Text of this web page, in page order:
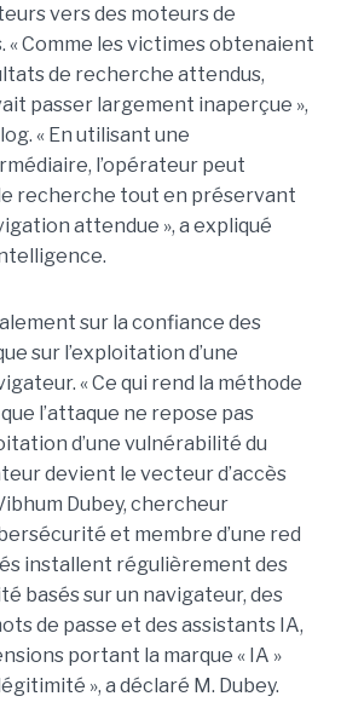
vers des moteurs de
Comme les victimes obtenaient
de recherche attendus,
passer largement inaperçue »,
« En utilisant une
l’opérateur peut
recherche tout en préservant
attendue », a expliqué
sur la confiance des
sur l’exploitation d’une
« Ce qui rend la méthode
l’attaque ne repose pas
d’une vulnérabilité du
devient le vecteur d’accès
Dubey, chercheur
et membre d’une red
installent régulièrement des
basés sur un navigateur, des
de passe et des assistants IA,
portant la marque « IA »
», a déclaré M. Dubey.